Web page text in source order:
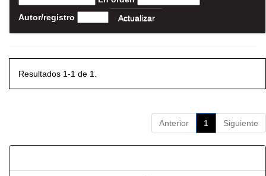
Autor/registro
Resultados 1-1 de 1.
Anterior 1 Siguiente